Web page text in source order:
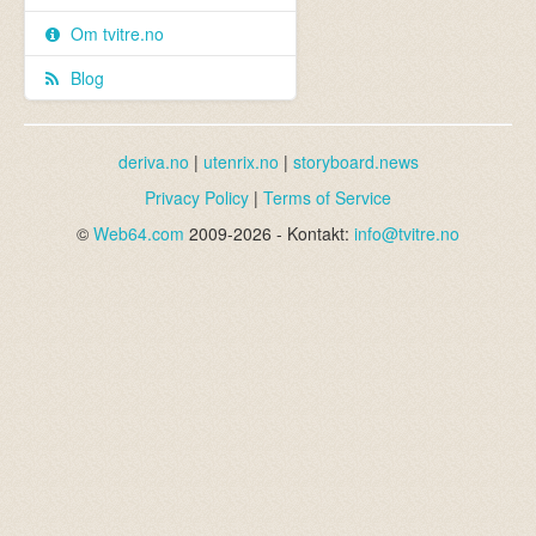
Om tvitre.no
Blog
deriva.no | utenrix.no | storyboard.news
Privacy Policy | Terms of Service
© Web64.com 2009-2026 - Kontakt: info@tvitre.no